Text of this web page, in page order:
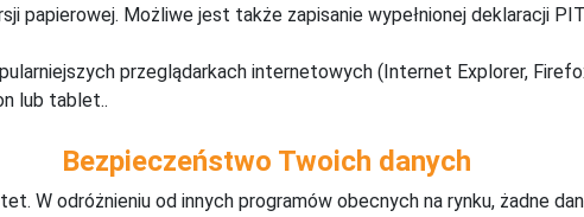
papierowej. Możliwe jest także zapisanie wypełnionej deklaracji
przeglądarkach internetowych (Internet Explorer,
lub tablet..
Bezpieczeństwo Twoich danych
W odróżnieniu od innych programów obecnych na rynku, żadne